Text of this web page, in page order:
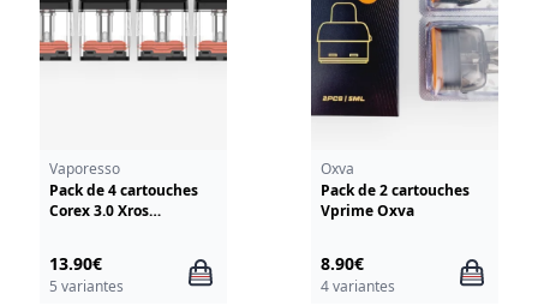
Vaporesso
Pack de 4 cartouches
Corex 3.0 Xros
13.90€
5 variantes
Oxva
Pack de 2 cartouches
Vprime Oxva
8.90€
4 variantes